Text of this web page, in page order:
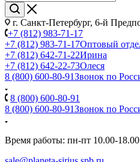
г. Санкт-Петербург, 6-й
+7 (812) 983-71-17
+7 (812) 983-71-17Оптовый
+7 (812) 642-71-22Ирина
+7 (812) 642-22-73Олеся
8 (800) 600-80-91Звонок по
8 (800) 600-80-91
8 (800) 600-80-91Звонок по
Время работы: пн-пт 10.00-18.00